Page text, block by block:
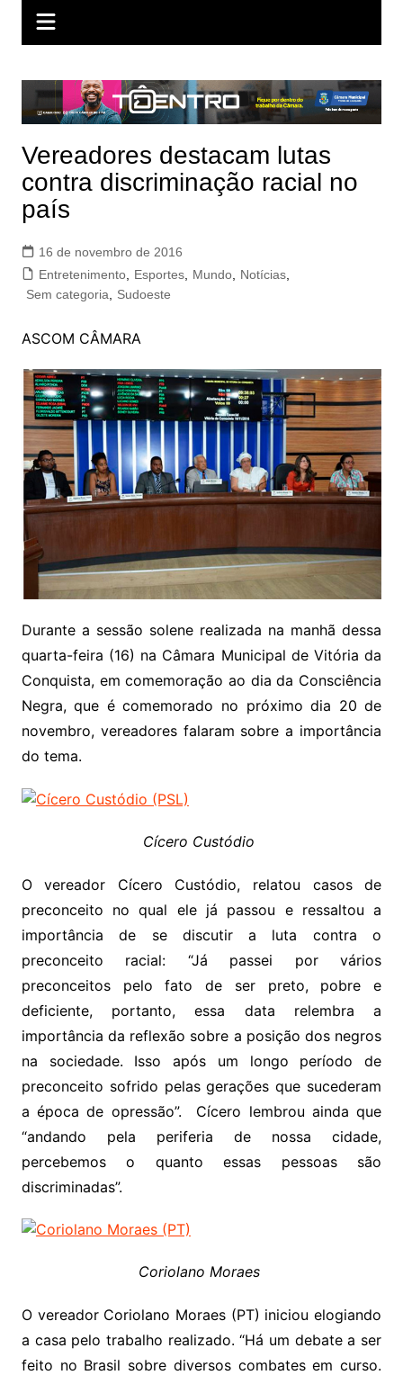
Vereadores destacam lutas
contra discriminação racial no
país
16 de novembro de 2016
Entretenimento, Esportes, Mundo, Notícias,
Sem categoria, Sudoeste
ASCOM CÂMARA
Durante a sessão solene realizada na manhã dessa
quarta-feira (16) na Câmara Municipal de Vitória da
Conquista, em comemoração ao dia da Consciência
Negra, que é comemorado no próximo dia 20 de
novembro, vereadores falaram sobre a importância
do tema.
Cícero Custódio
O vereador Cícero Custódio, relatou casos de
preconceito no qual ele já passou e ressaltou a
importância de se discutir a luta contra o
preconceito racial: “Já passei por vários
preconceitos pelo fato de ser preto, pobre e
deficiente, portanto, essa data relembra a
importância da reflexão sobre a posição dos negros
na sociedade. Isso após um longo período de
preconceito sofrido pelas gerações que sucederam
a época de opressão”. Cícero lembrou ainda que
“andando pela periferia de nossa cidade,
percebemos o quanto essas pessoas são
discriminadas”.
Coriolano Moraes
O vereador Coriolano Moraes (PT) iniciou elogiando
a casa pelo trabalho realizado. “Há um debate a ser
feito no Brasil sobre diversos combates em curso.